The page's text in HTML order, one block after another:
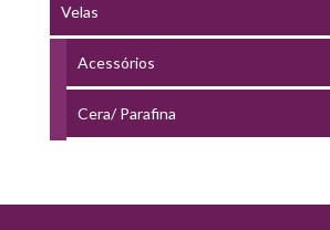
Velas
Acessórios
Cera/ Parafina